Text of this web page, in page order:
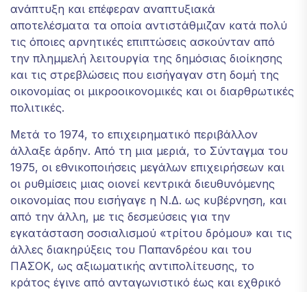
ανάπτυξη και επέφεραν αναπτυξιακά
αποτελέσματα τα οποία αντιστάθμιζαν κατά πολύ
τις όποιες αρνητικές επιπτώσεις ασκούνταν από
την πλημμελή λειτουργία της δημόσιας διοίκησης
και τις στρεβλώσεις που εισήγαγαν στη δομή της
οικονομίας οι μικροοικονομικές και οι διαρθρωτικές
πολιτικές.
Μετά το 1974, το επιχειρηματικό περιβάλλον
άλλαξε άρδην. Από τη μια μεριά, το Σύνταγμα του
1975, οι εθνικοποιήσεις μεγάλων επιχειρήσεων και
οι ρυθμίσεις μιας οιονεί κεντρικά διευθυνόμενης
οικονομίας που εισήγαγε η Ν.Δ. ως κυβέρνηση, και
από την άλλη, με τις δεσμεύσεις για την
εγκατάσταση σοσιαλισμού «τρίτου δρόμου» και τις
άλλες διακηρύξεις του Παπανδρέου και του
ΠΑΣΟΚ, ως αξιωματικής αντιπολίτευσης, το
κράτος έγινε από ανταγωνιστικό έως και εχθρικό